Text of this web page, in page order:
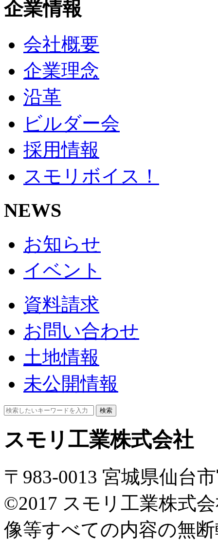
企業情報
会社概要
企業理念
沿革
ビルダー会
採用情報
スモリボイス！
NEWS
お知らせ
イベント
資料請求
お問い合わせ
土地情報
未公開情報
検索
スモリ工業株式会社
〒983-0013 宮城県仙台
©2017 スモリ工業株式
像等すべての内容の無